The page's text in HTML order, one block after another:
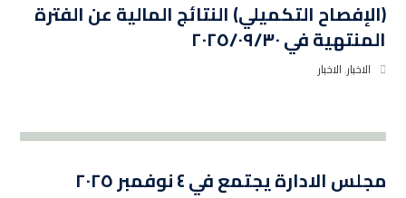
(الإفصاح التكميلي) النتائج المالية عن الفترة
المنتهية في ٢٠٢٥/٠٩/٣٠
الاخبار,الاخبار
مجلس الادارة يجتمع في ٤ نوفمبر ٢٠٢٥